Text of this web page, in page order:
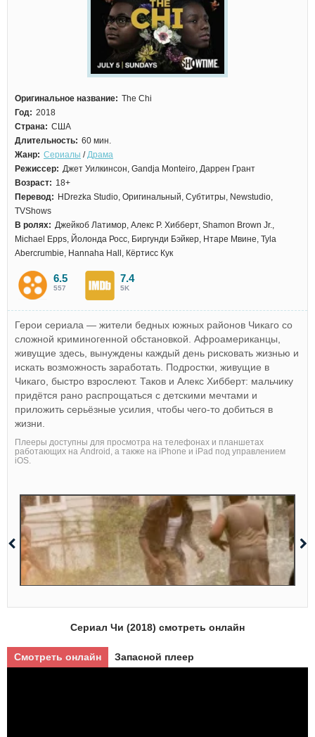
Оригинальное название: The Chi
Год: 2018
Страна: США
Длительность: 60 мин.
Жанр: Сериалы /Драма
Режиссер: Джет Уилкинсон, Gandja Monteiro, Даррен Грант
Возраст: 18+
Перевод: HDrezka Studio, Оригинальный, Субтитры, Newstudio,
TVShows
В ролях: Джейкоб Латимор, Алекс Р. Хибберт, Shamon Brown Jr.,
Michael Epps, Йолонда Росс, Биргунди Бэйкер, Нтаре Мвине, Tyla
Abercrumbie, Hannaha Hall, Кёртисс Кук
6.5
557
7.4
5K
Герои сериала — жители бедных южных районов Чикаго со
сложной криминогенной обстановкой. Афроамериканцы,
живущие здесь, вынуждены каждый день рисковать жизнью и
искать возможность заработать. Подростки, живущие в
Чикаго, быстро взрослеют. Таков и Алекс Хибберт: мальчику
придётся рано распрощаться с детскими мечтами и
приложить серьёзные усилия, чтобы чего-то добиться в
жизни.
Плееры доступны для просмотра на телефонах и планшетах
работающих на Android, а также на iPhone и iPad под управлением
iOS.
Сериал Чи (2018) смотреть онлайн
Смотреть онлайн Запасной плеер